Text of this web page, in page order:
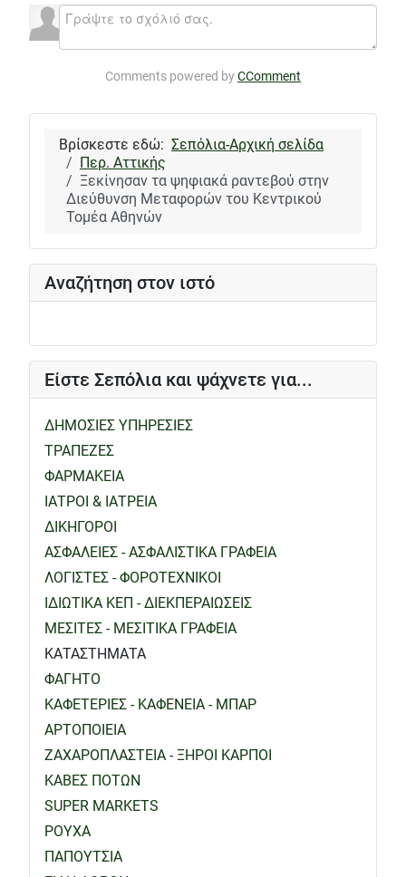
Αναζήτηση στον ιστό
Είστε Σεπόλια και ψάχνετε για...
ΔΗΜΟΣΙΕΣ ΥΠΗΡΕΣΙΕΣ
ΤΡΑΠΕΖΕΣ
ΦΑΡΜΑΚΕΙΑ
ΙΑΤΡΟΙ & ΙΑΤΡΕΙΑ
ΔΙΚΗΓΟΡΟΙ
ΑΣΦΑΛΕΙΕΣ - ΑΣΦΑΛΙΣΤΙΚΑ ΓΡΑΦΕΙΑ
ΛΟΓΙΣΤΕΣ - ΦΟΡΟΤΕΧΝΙΚΟΙ
ΙΔΙΩΤΙΚΑ ΚΕΠ - ΔΙΕΚΠΕΡΑΙΩΣΕΙΣ
ΜΕΣΙΤΕΣ - ΜΕΣΙΤΙΚΑ ΓΡΑΦΕΙΑ
ΚΑΤΑΣΤΗΜΑΤΑ
ΦΑΓΗΤΟ
ΚΑΦΕΤΕΡΙΕΣ - ΚΑΦΕΝΕΙΑ - ΜΠΑΡ
ΑΡΤΟΠΟΙΕΙΑ
ΖΑΧΑΡΟΠΛΑΣΤΕΙΑ - ΞΗΡΟΙ ΚΑΡΠΟΙ
ΚΑΒΕΣ ΠΟΤΩΝ
SUPER MARKETS
ΡΟΥΧΑ
ΠΑΠΟΥΤΣΙΑ
Comments powered byCComment
Βρίσκεστε εδώ: Σεπόλια-Αρχική σελίδα
Περ. Αττικής
Ξεκίνησαν τα ψηφιακά ραντεβού στην
Διεύθυνση Μεταφορών του Κεντρικού
Τομέα Αθηνών